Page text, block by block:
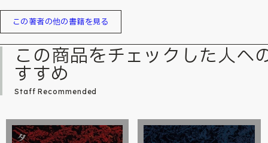
この著者の他の書籍を見る
この商品をチェックした人へ
すすめ
Staff Recommended